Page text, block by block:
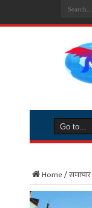
Home/समाचार